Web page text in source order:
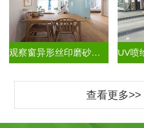
观察窗异形丝印磨砂烤漆玻璃
查看更多>>